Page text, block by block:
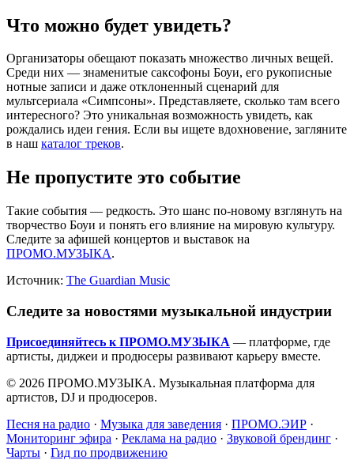
Что можно будет увидеть?
Организаторы обещают показать множество личных вещей.
Среди них — знаменитые саксофоны Боуи, его рукописные
нотные записи и даже отклоненный сценарий для
мультсериала «Симпсоны». Представляете, сколько там всего
интересного? Это уникальная возможность увидеть, как
рождались идеи гения. Если вы ищете вдохновение, загляните
в наш каталог треков.
Не пропустите это событие
Такие события — редкость. Это шанс по-новому взглянуть на
творчество Боуи и понять его влияние на мировую культуру.
Следите за афишей концертов и выставок на
ПРОМО.МУЗЫКА.
Источник: The Guardian Music
Следите за новостями музыкальной индустрии
Присоединяйтесь к ПРОМО.МУЗЫКА — платформе, где
артисты, диджеи и продюсеры развивают карьеру вместе.
© 2026 ПРОМО.МУЗЫКА. Музыкальная платформа для
артистов, DJ и продюсеров.
Песня на радио · Музыка для заведения · ПРОМО.ЭИР ·
Мониторинг эфира · Реклама на радио · Звуковой брендинг ·
Чарты · Гид по продвижению